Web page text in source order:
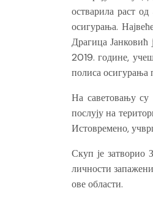
остварила раст
осигурања.
Драгица Јанковић
2019. године,
полиса осигурања
На саветовању су
послују на
Истовремено,
Скуп је затворио
личности
ове области.